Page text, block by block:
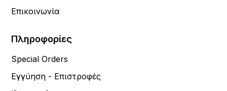
Επικοινωνία
Πληροφορίες
Special Orders
Εγγύηση - Επιστροφές